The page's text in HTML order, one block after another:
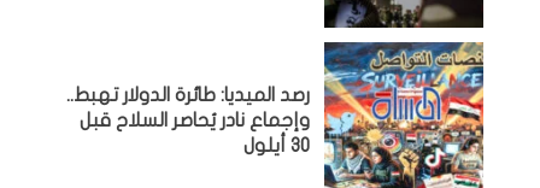
رصد الميديا: طائرة الدولار تهبط..
وإجماع نادر يُحاصر السلاح قبل
30 أيلول